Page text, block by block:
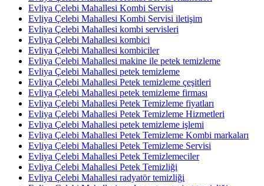
Evliya Çelebi Mahallesi Kombi Servisi
Evliya Çelebi Mahallesi Kombi Servisi iletişim
Evliya Çelebi Mahallesi kombi servisleri
Evliya Çelebi Mahallesi kombici
Evliya Çelebi Mahallesi kombiciler
Evliya Çelebi Mahallesi makine ile petek temizleme
Evliya Çelebi Mahallesi petek temizleme
Evliya Çelebi Mahallesi Petek temizleme çeşitleri
Evliya Çelebi Mahallesi petek temizleme firması
Evliya Çelebi Mahallesi Petek Temizleme fiyatları
Evliya Çelebi Mahallesi Petek Temizleme Hizmetleri
Evliya Çelebi Mahallesi petek temizleme işlemi
Evliya Çelebi Mahallesi Petek Temizleme Kombi markaları
Evliya Çelebi Mahallesi Petek Temizleme Servisi
Evliya Çelebi Mahallesi Petek Temizlemeciler
Evliya Çelebi Mahallesi Petek Temizliği
Evliya Çelebi Mahallesi radyatör temizliği